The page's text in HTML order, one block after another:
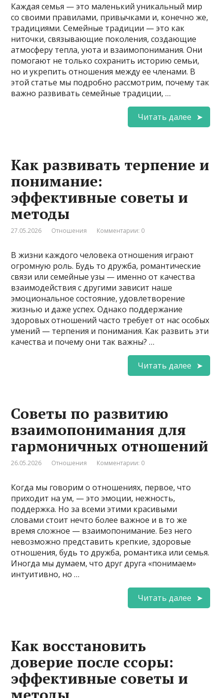
Каждая семья — это маленький уникальный мир
со своими правилами, привычками и, конечно же,
традициями. Семейные традиции — это как
ниточки, связывающие поколения, создающие
атмосферу тепла, уюта и взаимопонимания. Они
помогают не только сохранить историю семьи,
но и укрепить отношения между ее членами. В
этой статье мы подробно рассмотрим, почему так
важно развивать семейные традиции, …
Читать далее
Как развивать терпение и
понимание:
эффективные советы и
методы
27.05.2026 Отношения Комментарии: 0
В жизни каждого человека отношения играют
огромную роль. Будь то дружба, романтические
связи или семейные узы — именно от качества
взаимодействия с другими зависит наше
эмоциональное состояние, удовлетворение
жизнью и даже успех. Однако поддержание
здоровых отношений часто требует от нас особых
умений — терпения и понимания. Как развить эти
качества и почему они так важны? …
Читать далее
Советы по развитию
взаимопонимания для
гармоничных отношений
26.05.2026 Отношения Комментарии: 0
Когда мы говорим о отношениях, первое, что
приходит на ум, — это эмоции, нежность,
поддержка. Но за всеми этими красивыми
словами стоит нечто более важное и в то же
время сложное — взаимопонимание. Без него
невозможно представить крепкие, здоровые
отношения, будь то дружба, романтика или семья.
Иногда мы думаем, что друг друга «понимаем»
интуитивно, но …
Читать далее
Как восстановить
доверие после ссоры:
эффективные советы и